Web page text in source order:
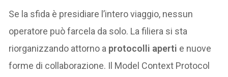
Se la sfida è presidiare l’intero viaggio, nessun
operatore può farcela da solo. La filiera si sta
riorganizzando attorno a protocolli aperti e nuove
forme di collaborazione. Il Model Context Protocol